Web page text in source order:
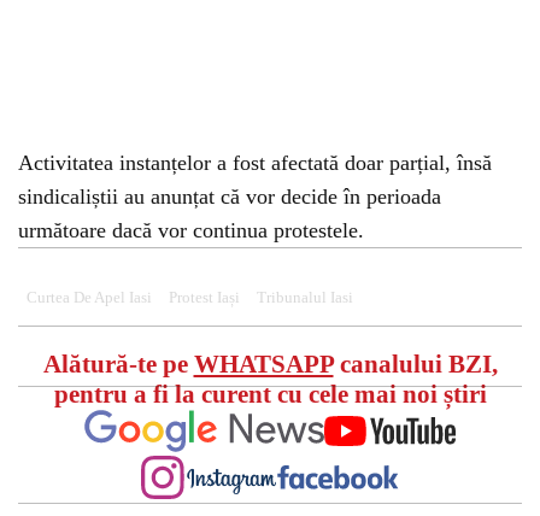
Activitatea instanțelor a fost afectată doar parțial, însă
sindicaliștii au anunțat că vor decide în perioada
următoare dacă vor continua protestele.
Curtea De Apel Iasi Protest Iași Tribunalul Iasi
Alătură-te pe WHATSAPPcanalului BZI,
pentru a fi la curent cu cele mai noi știri